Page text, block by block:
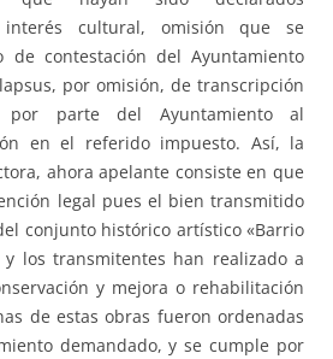
interés cultural, omisión que se
contestación del Ayuntamiento
por omisión, de transcripción
parte del Ayuntamiento al
en el referido impuesto. Así, la
ahora apelante consiste en que
legal pues el bien transmitido
conjunto histórico artístico «Barrio
y los transmitentes han realizado a
y mejora o rehabilitación
de estas obras fueron ordenadas
demandado, y se cumple por